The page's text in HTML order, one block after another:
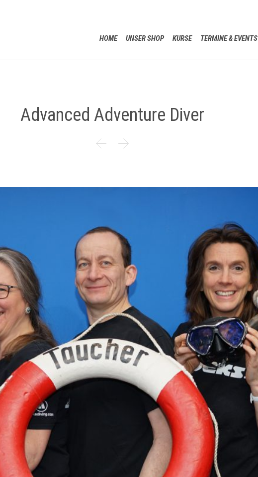
HOME UNSER SHOP KURSE TERMINE & EVENTS
Advanced Adventure Diver
 